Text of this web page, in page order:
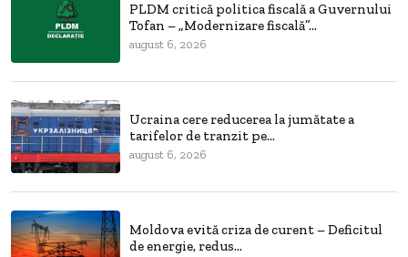
PLDM critică politica fiscală a Guvernului
Tofan – „Modernizare fiscală”...
august 6, 2026
Ucraina cere reducerea la jumătate a
tarifelor de tranzit pe...
august 6, 2026
Moldova evită criza de curent – Deficitul
de energie, redus...